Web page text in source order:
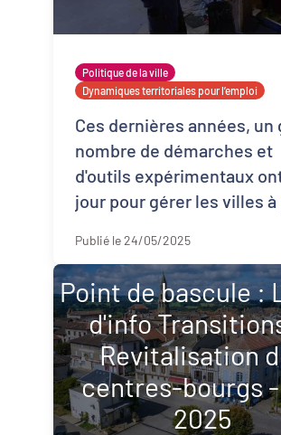
Politique de la ville
Dynamiques territoriales pour l’emploi
Ces dernières années, un
nombre de démarches et
d'outils expérimentaux
jour pour gérer les villes à
méthodes de la data
peuvent êtr ...
Publié le 24/05/2025
Point de bascule :
d'info
Revitalisation
centres-bourgs -
2025